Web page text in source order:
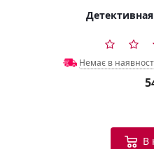
Немає в
В